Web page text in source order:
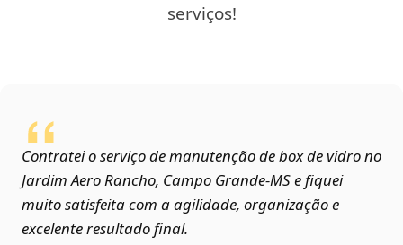
serviços!
Contratei o serviço de manutenção de box de vidro no
Jardim Aero Rancho, Campo Grande‑MS e fiquei
muito satisfeita com a agilidade, organização e
excelente resultado final.